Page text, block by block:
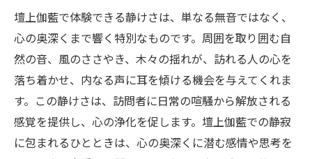
時を超えた静寂がもたらす癒し
新たな視点を提供する壇上伽藍の文化探訪
文化探訪で得られる新しい視点
知識を深める文化の旅路
歴史と文化を紐解く訪問
文化の奥深さを探る冒険
壇上伽藍で体験できる静けさは、単なる無音ではなく、
心の奥深くまで響く特別なものです。周囲を取り囲む自
然の音、風のささやき、木々の揺れが、訪れる人の心を
落ち着かせ、内なる声に耳を傾ける機会を与えてくれま
す。この静けさは、訪問者に日常の喧騒から解放される
感覚を提供し、心の浄化を促します。壇上伽藍での静寂
に包まれるひとときは、心の奥深くに潜む感情や思考を